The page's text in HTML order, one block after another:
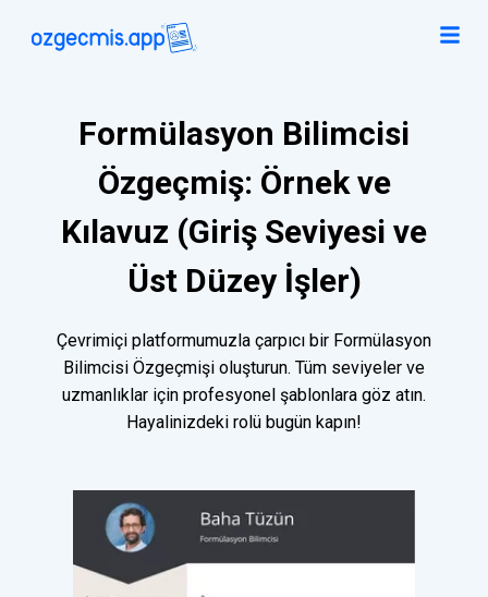
Formülasyon Bilimcisi
Özgeçmiş: Örnek ve
Kılavuz (Giriş Seviyesi ve
Üst Düzey İşler)
Çevrimiçi platformumuzla çarpıcı bir Formülasyon
Bilimcisi Özgeçmişi oluşturun. Tüm seviyeler ve
uzmanlıklar için profesyonel şablonlara göz atın.
Hayalinizdeki rolü bugün kapın!